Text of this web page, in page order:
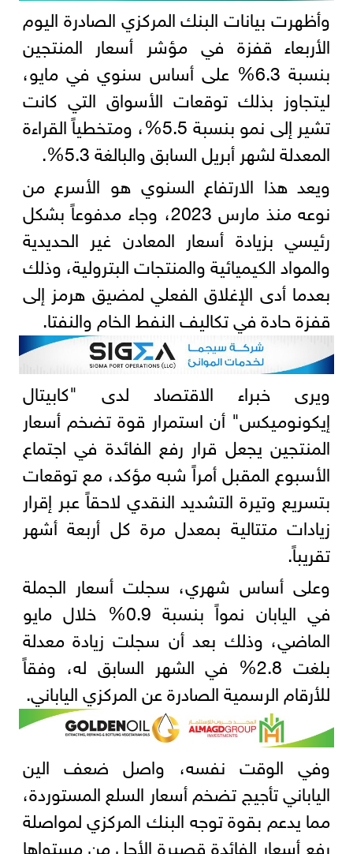
وأظهرت بيانات البنك المركزي الصادرة اليوم
الأربعاء قفزة في مؤشر أسعار المنتجين
بنسبة 6.3% على أساس سنوي في مايو،
ليتجاوز بذلك توقعات الأسواق التي كانت
تشير إلى نمو بنسبة 5.5%، ومتخطياً القراءة
المعدلة لشهر أبريل السابق والبالغة 5.3%.
ويعد هذا الارتفاع السنوي هو الأسرع من
نوعه منذ مارس 2023، وجاء مدفوعاً بشكل
رئيسي بزيادة أسعار المعادن غير الحديدية
والمواد الكيميائية والمنتجات البترولية، وذلك
بعدما أدى الإغلاق الفعلي لمضيق هرمز إلى
قفزة حادة في تكاليف النفط الخام والنفتا.
ويرى خبراء الاقتصاد لدى "كابيتال
إيكونوميكس" أن استمرار قوة تضخم أسعار
المنتجين يجعل قرار رفع الفائدة في اجتماع
الأسبوع المقبل أمراً شبه مؤكد، مع توقعات
بتسريع وتيرة التشديد النقدي لاحقاً عبر إقرار
زيادات متتالية بمعدل مرة كل أربعة أشهر
تقريباً.
وعلى أساس شهري، سجلت أسعار الجملة
في اليابان نمواً بنسبة 0.9% خلال مايو
الماضي، وذلك بعد أن سجلت زيادة معدلة
بلغت 2.8% في الشهر السابق له، وفقاً
للأرقام الرسمية الصادرة عن المركزي الياباني.
وفي الوقت نفسه، واصل ضعف الين
الياباني تأجيج تضخم أسعار السلع المستوردة،
مما يدعم بقوة توجه البنك المركزي لمواصلة
رفع أسعار الفائدة قصيرة الأجل من مستواها